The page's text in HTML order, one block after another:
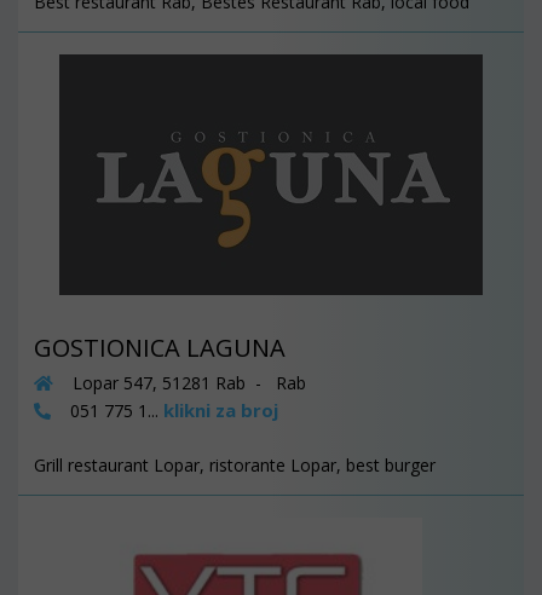
GOSTIONICA LAGUNA
Lopar 547, 51281 Rab - Rab
051 775 1... klikni za broj
Grill restaurant Lopar, ristorante Lopar, best burger